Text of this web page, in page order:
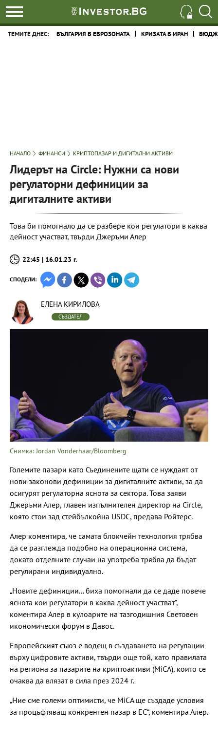
ТЕМИТЕ ДНЕС: БЪЛГАРИЯ В ЕВРОЗОНАТА КРИЗАТА В ИРАН
НАЧАЛО ФИНАНСИ КРИПТОПАЗАР И ДИГИТАЛНИ АКТИВИ
Лидерът на Circle: Нужни са нови
регулаторни дефиниции за
дигиталните активи
Това би помогнало да се разбере кои регулатори в каква
дейност участват, твърди Джеръми Алер
22:45 | 16.01.23 г.
СПОДЕЛИ:
ЕЛЕНА КИРИЛОВА
СЪЗДАТЕЛ
Снимка: Jordan Vonderhaar/Bloomberg
Големите пазари като Съединените щати се нуждаят от
нови законови дефиниции за дигиталните активи, за да
осигурят регулаторна яснота за сектора. Това заяви
Джеръми Алер, главен изпълнителен директор на Circle,
която стои зад стейбълкойна USDC, предава Ройтерс.
Алер коментира, че самата блокчейн технология трябва
да се разглежда подобно на операционна система,
докато отделните случаи на употреба трябва да бъдат
регулирани индивидуално.
„Новите дефиниции... биха помогнали да се даде повече
яснота кои регулатори в каква дейност участват“,
коментира Алер в кулоарите на тазгодишния Световен
икономически форум в Давос.
Европейският съюз е водещ в създаването на регулации
върху цифровите активи, твърди още той, като правилата
на региона за пазарите на криптоактиви (MiCA), които се
очаква да влязат в сила през 2024 г.
„Ние сме големи оптимисти, че MiCA ще създаде условия
за процъфтяващ конкрентен пазар в ЕС“, коментира Алер.